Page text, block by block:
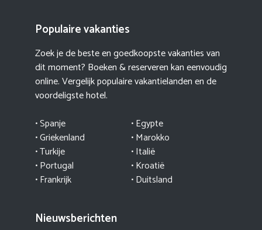
Populaire vakanties
Zoek je de beste en goedkoopste vakanties van
dit moment? Boeken & reserveren kan eenvoudig
online. Vergelijk populaire vakantielanden en de
voordeligste hotel.
• Spanje
• Griekenland
• Turkije
•Portugal
• Frankrijk
• Egypte
•Marokko
• Italië
•Kroatië
• Duitsland
Nieuwsberichten